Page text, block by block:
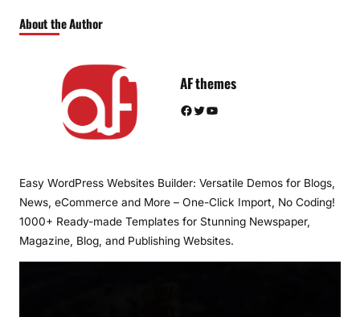
About the Author
AF themes
Facebook Twitter YouTube
Easy WordPress Websites Builder: Versatile Demos for Blogs,
News, eCommerce and More – One-Click Import, No Coding!
1000+ Ready-made Templates for Stunning Newspaper,
Magazine, Blog, and Publishing Websites.